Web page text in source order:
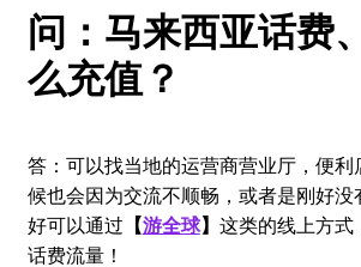
问：马来西亚话费
么充值？
答：可以找当地的运营商营业厅，便
候也会因为交流不顺畅，或者是刚好
好可以通过 【游全球】 这类的线上方式
话费流量！